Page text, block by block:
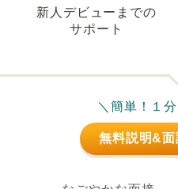
新人デビューまでの
サポート
＼簡単！１
無料説明&